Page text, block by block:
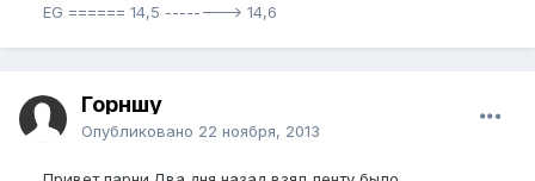
EG ====== 14,5 --------> 14,6
Горншу
Опубликовано 22 ноября, 2013